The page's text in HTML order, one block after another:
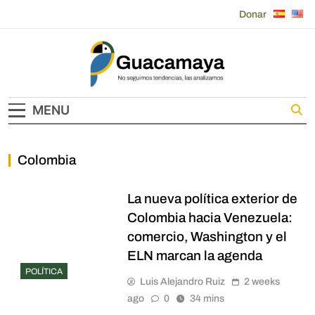
Donar
Guacamaya
MENU
Colombia
POLÍTICA
La nueva política exterior de
Colombia hacia Venezuela:
comercio, Washington y el
ELN marcan la agenda
Luis Alejandro Ruiz
2 weeks
ago
0 34 mins